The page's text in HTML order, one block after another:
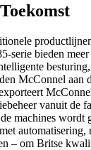
serie bieden
McConnel aan
vanuit de
machines wordt
– om Britse